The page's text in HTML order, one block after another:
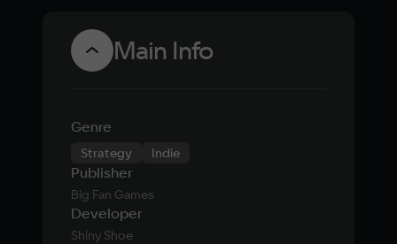
Main Info
Genre
Strategy Indie
Publisher
Big Fan Games
Developer
Shiny Shoe